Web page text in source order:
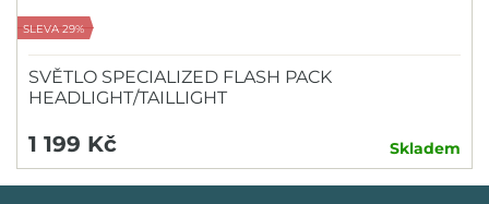
SLEVA 29%
SVĚTLO SPECIALIZED FLASH PACK
HEADLIGHT/TAILLIGHT
1 199 Kč Skladem